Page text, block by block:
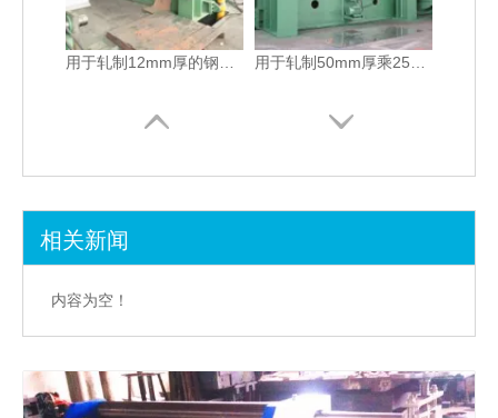
相关新闻
内容为空！